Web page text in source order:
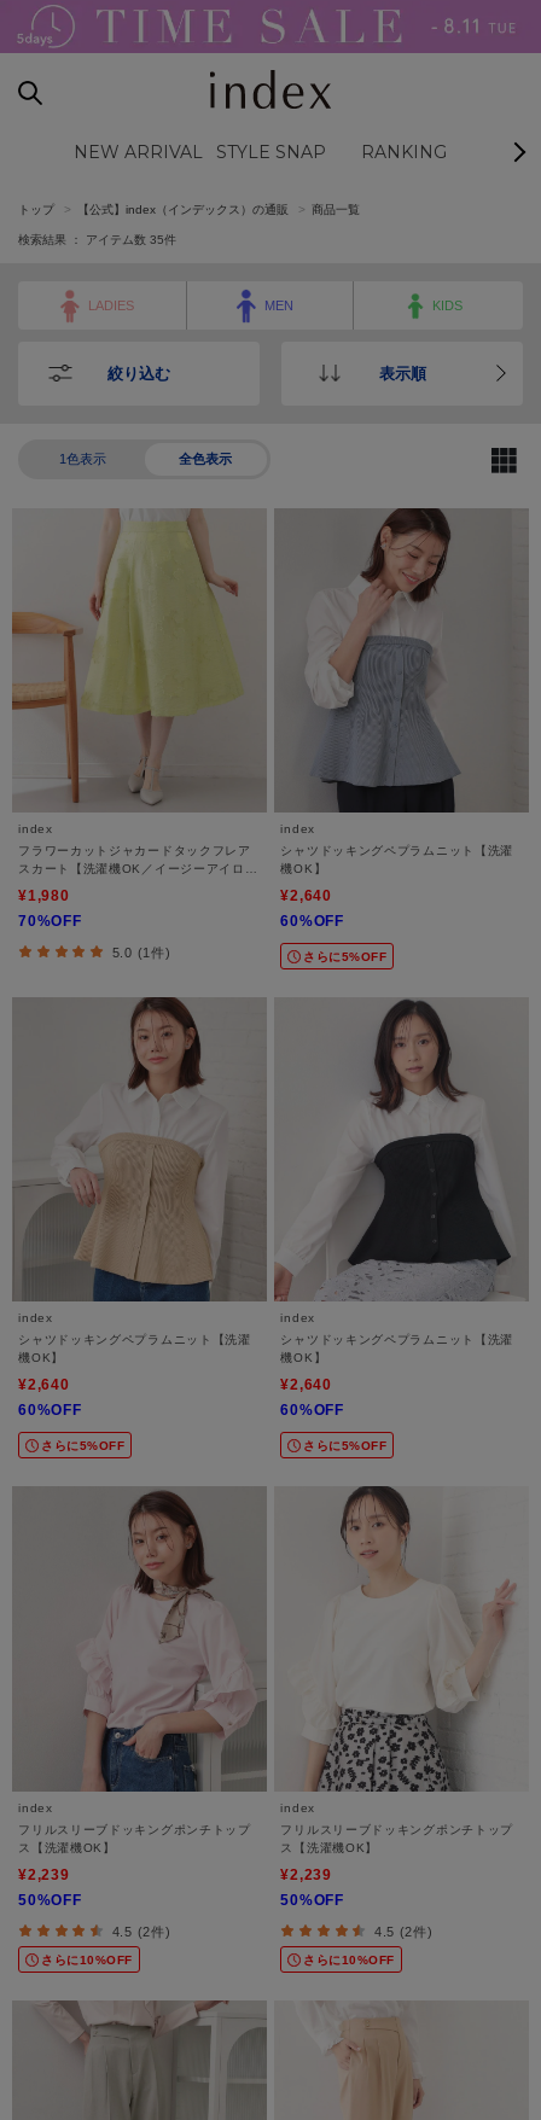
NEW ARRIVAL STYLE SNAP RANKING
トップ 【公式】index（インデックス）の通販 商品一覧
検索結果 ： アイテム数 35件
LADIES MEN KIDS
絞り込む 表示順
1色表示 全色表示
index
フラワーカットジャカードタックフレア
スカート【洗濯機OK／イージーアイロ
¥1,980
70%OFF
5.0 (1件)
index
シャツドッキングペプラムニット【洗濯
機OK】
¥2,640
60%OFF
さらに5%OFF
index
シャツドッキングペプラムニット【洗濯
機OK】
¥2,640
60%OFF
さらに5%OFF
index
シャツドッキングペプラムニット【洗濯
機OK】
¥2,640
60%OFF
さらに5%OFF
index
フリルスリーブドッキングポンチトップ
ス【洗濯機OK】
¥2,239
50%OFF
4.5 (2件)
さらに10%OFF
index
フリルスリーブドッキングポンチトップ
ス【洗濯機OK】
¥2,239
50%OFF
4.5 (2件)
さらに10%OFF